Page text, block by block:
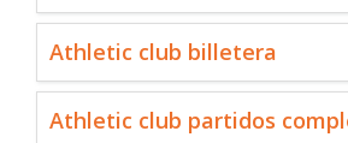
Athletic club billetera
Athletic club partidos